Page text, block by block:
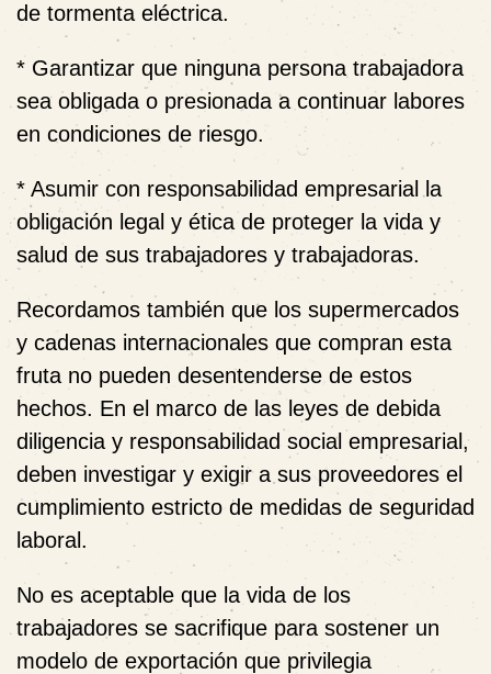
de tormenta eléctrica.
* Garantizar que ninguna persona trabajadora
sea obligada o presionada a continuar labores
en condiciones de riesgo.
* Asumir con responsabilidad empresarial la
obligación legal y ética de proteger la vida y
salud de sus trabajadores y trabajadoras.
Recordamos también que los supermercados
y cadenas internacionales que compran esta
fruta no pueden desentenderse de estos
hechos. En el marco de las leyes de debida
diligencia y responsabilidad social empresarial,
deben investigar y exigir a sus proveedores el
cumplimiento estricto de medidas de seguridad
laboral.
No es aceptable que la vida de los
trabajadores se sacrifique para sostener un
modelo de exportación que privilegia